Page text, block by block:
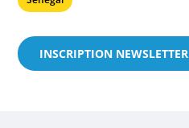
INSCRIPTION NEWSLETTER